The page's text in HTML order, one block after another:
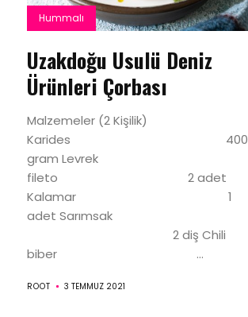
Hummalı
Uzakdoğu Usulü Deniz
Ürünleri Çorbası
Malzemeler (2 Kişilik)
Karides 400
gram Levrek
fileto 2 adet
Kalamar 1
adet Sarımsak
2 diş Chili
biber ...
ROOT 3 TEMMUZ 2021